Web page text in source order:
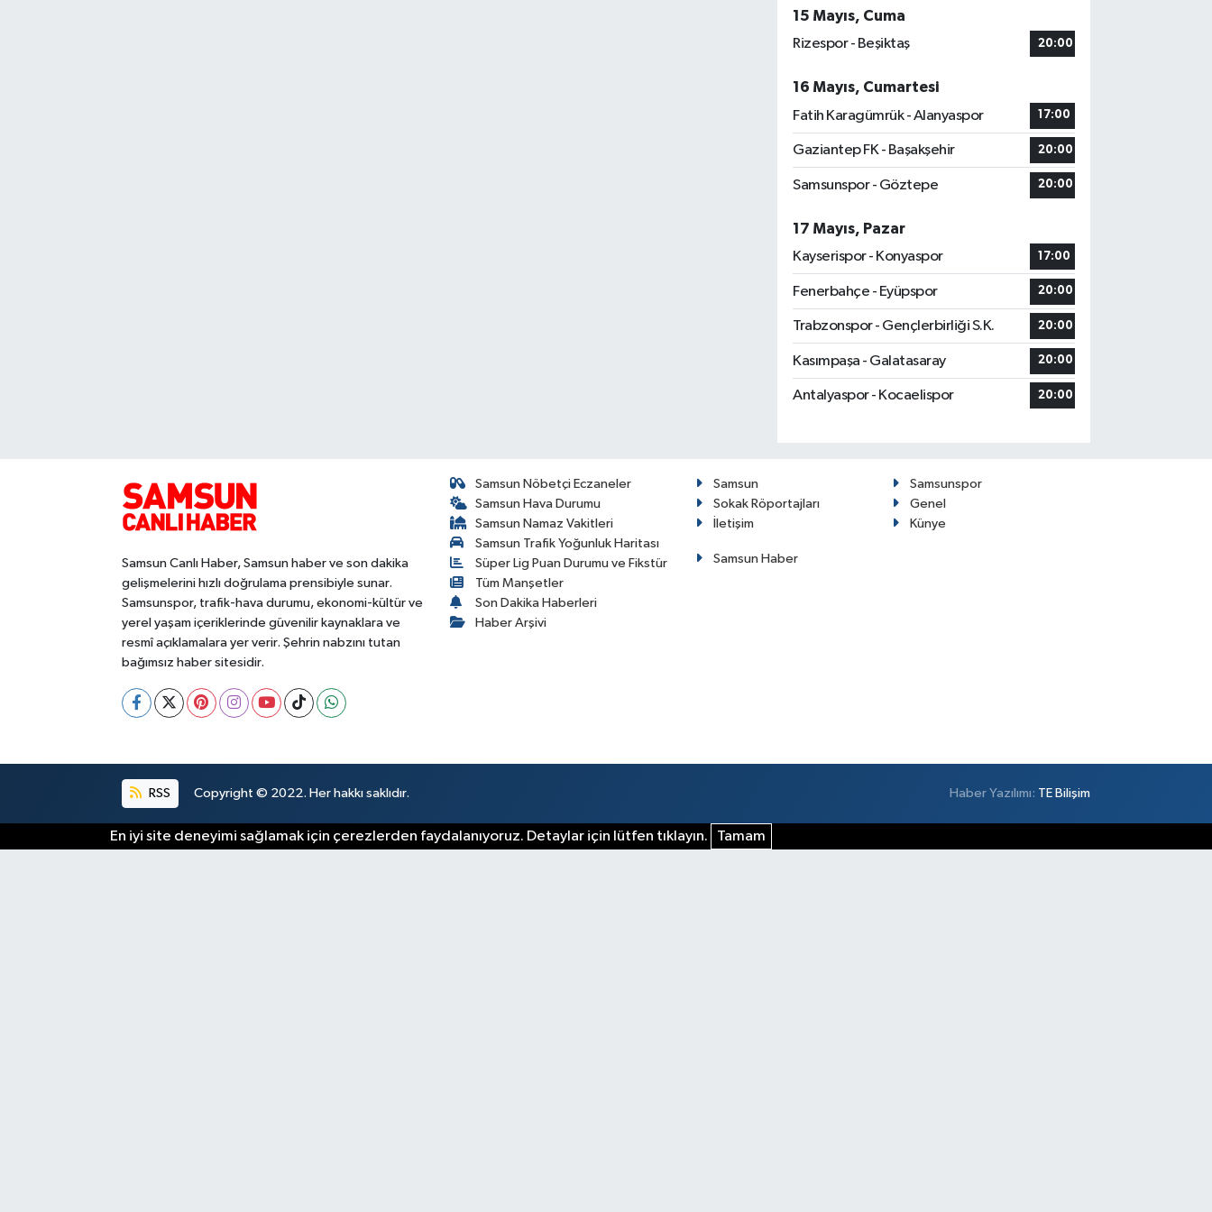
15 Mayıs, Cuma
Rizespor - Beşiktaş
20:00
16 Mayıs, Cumartesi
Fatih Karagümrük - Alanyaspor
17:00
Gaziantep FK - Başakşehir 20:00
Samsunspor - Göztepe 20:00
17 Mayıs, Pazar
Kayserispor - Konyaspor
17:00
Fenerbahçe - Eyüpspor 20:00
Trabzonspor - Gençlerbirliği S.K. 20:00
Kasımpaşa - Galatasaray 20:00
Antalyaspor - Kocaelispor 20:00
Samsun Canlı Haber, Samsun haber ve son dakika
gelişmelerini hızlı doğrulama prensibiyle sunar.
Samsunspor, trafik-hava durumu, ekonomi-kültür ve
yerel yaşam içeriklerinde güvenilir kaynaklara ve
resmî açıklamalara yer verir. Şehrin nabzını tutan
bağımsız haber sitesidir.
Samsun Nöbetçi Eczaneler
Samsun Hava Durumu
Samsun Namaz Vakitleri
Samsun Trafik Yoğunluk Haritası
Süper Lig Puan Durumu ve Fikstür
Tüm Manşetler
Son Dakika Haberleri
Haber Arşivi
Samsun
Samsunspor
Sokak Röportajları
Genel
İletişim
Künye
Samsun Haber
RSS Copyright © 2022. Her hakkı saklıdır. Haber Yazılımı: TE Bilişim
En iyi site deneyimi sağlamak için çerezlerden faydalanıyoruz. Detaylar için lütfen tıklayın. Tamam